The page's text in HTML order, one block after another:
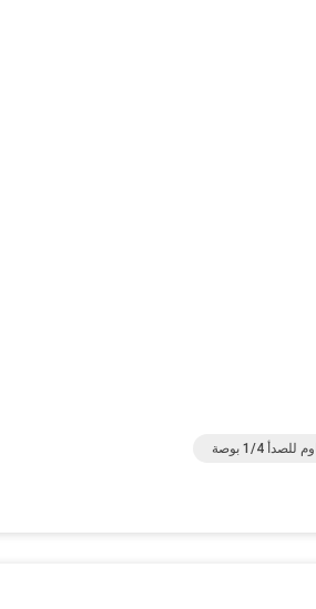
1/4 بوصة